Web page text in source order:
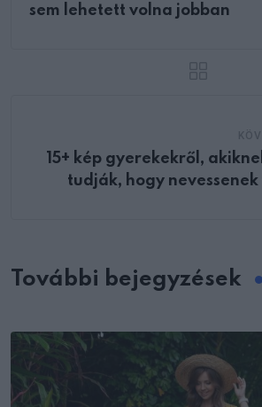
sem lehetett volna jobban
15+ kép gyerekekről,
tudják, hogy
További bejegyzések